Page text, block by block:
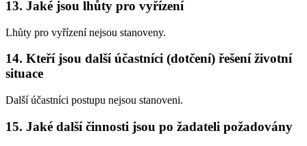
13. Jaké jsou lhůty pro vyřízení
Lhůty pro vyřízení nejsou stanoveny.
14. Kteří jsou další účastníci (dotčení) řešení životní
situace
Další účastníci postupu nejsou stanoveni.
15. Jaké další činnosti jsou po žadateli požadovány